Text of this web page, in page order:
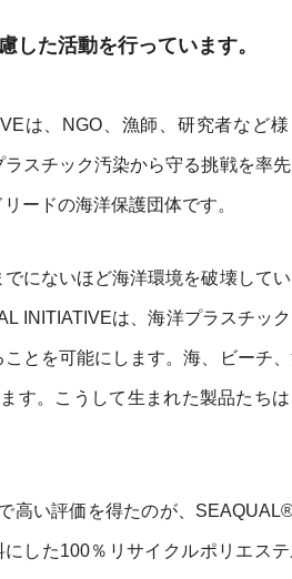
した活動を行っています。
は、NGO、漁師、研究者など
スチック汚染から守る挑戦を率
ードの海洋保護団体です。
にないほど海洋環境を破壊してい
INITIATIVEは、海洋プラスチッ
とを可能にします。海、ビーチ
す。こうして生まれた製品たち
高い評価を得たのが、
した100％リサイクルポリエス